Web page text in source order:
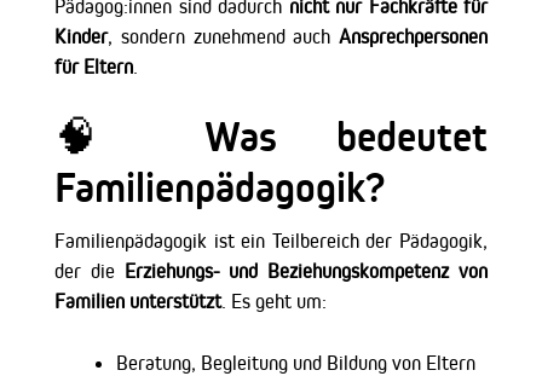
Pädagog:innen sind dadurch nicht nur Fachkräfte für
Kinder, sondern zunehmend auch Ansprechpersonen
für Eltern
🧠 Was bedeutet
Familienpädagogik?
Familienpädagogik ist ein Teilbereich der Pädagogik,
der die Erziehungs- und Beziehungskompetenz von
Familien unterstützt. Es geht um:
Beratung, Begleitung und Bildung von Eltern